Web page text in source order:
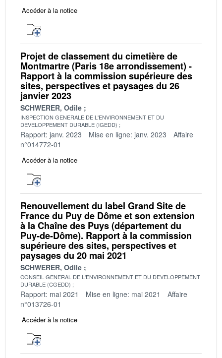
Accéder à la notice
Projet de classement du cimetière de
Montmartre (Paris 18e arrondissement) -
Rapport à la commission supérieure des
sites, perspectives et paysages du 26
janvier 2023
SCHWERER, Odile
INSPECTION GENERALE DE L'ENVIRONNEMENT ET DU
DEVELOPPEMENT DURABLE (IGEDD)
Rapport: janv. 2023 Mise en ligne: janv. 2023
Affaire
n°014772-01
Accéder à la notice
Renouvellement du label Grand Site de
France du Puy de Dôme et son extension
à la Chaîne des Puys (département du
Puy-de-Dôme). Rapport à la commission
supérieure des sites, perspectives et
paysages du 20 mai 2021
SCHWERER, Odile
CONSEIL GENERAL DE L'ENVIRONNEMENT ET DU DEVELOPPEMENT
DURABLE (CGEDD)
Rapport: mai 2021 Mise en ligne: mai 2021
Affaire
n°013726-01
Accéder à la notice